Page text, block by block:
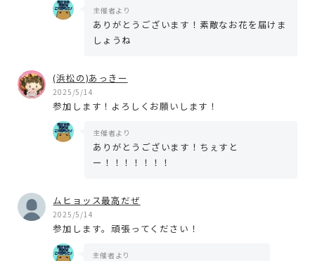
主催者より
ありがとうございます！素敵なお花を届けま
しょうね
(浜松の)あっきー
2025/5/14
参加します！よろしくお願いします！
主催者より
ありがとうございます！ちぇすと
ー！！！！！！！
ムヒョッス最高だぜ
2025/5/14
参加します。頑張ってください！
主催者より